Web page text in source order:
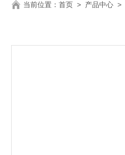
当前位置： 首页 > 产品中心 >